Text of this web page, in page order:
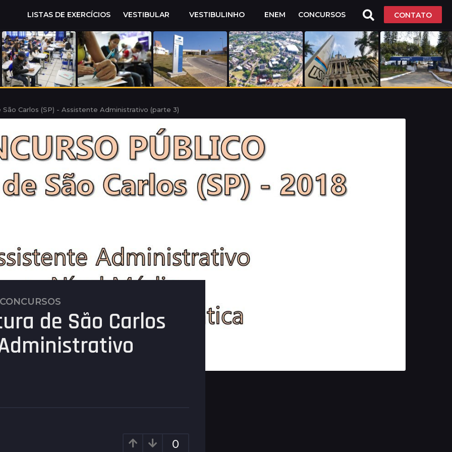
LISTAS DE EXERCÍCIOS VESTIBULAR VESTIBULINHO ENEM CONCURSOS CONTATO
Carlos (SP) - Assistente Administrativo (parte 3)
de São Carlos
0